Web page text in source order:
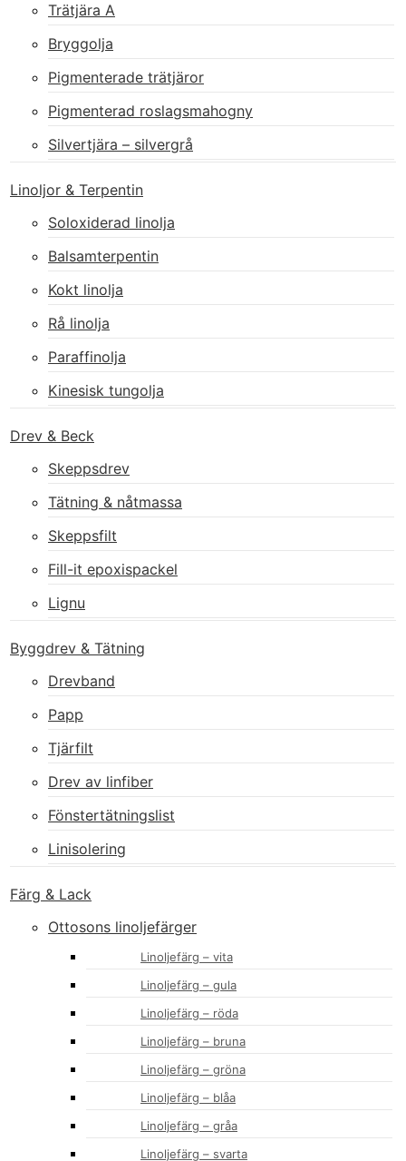
Trätjära A
Bryggolja
Pigmenterade trätjäror
Pigmenterad roslagsmahogny
Silvertjära – silvergrå
Linoljor & Terpentin
Soloxiderad linolja
Balsamterpentin
Kokt linolja
Rå linolja
Paraffinolja
Kinesisk tungolja
Drev & Beck
Skeppsdrev
Tätning & nåtmassa
Skeppsfilt
Fill-it epoxispackel
Lignu
Byggdrev & Tätning
Drevband
Papp
Tjärfilt
Drev av linfiber
Fönstertätningslist
Linisolering
Färg & Lack
Ottosons linoljefärger
Linoljefärg – vita
Linoljefärg – gula
Linoljefärg – röda
Linoljefärg – bruna
Linoljefärg – gröna
Linoljefärg – blåa
Linoljefärg – gråa
Linoljefärg – svarta